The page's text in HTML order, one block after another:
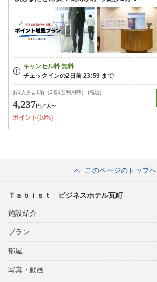
お1人さま1泊（2名1室利用時） (税込)
4,237円 ／人〜
ポイント(10%)
このページのトップへ
Ｔａｂｉｓｔ ビジネスホテル瓦町
施設紹介
プラン
部屋
写真・動画